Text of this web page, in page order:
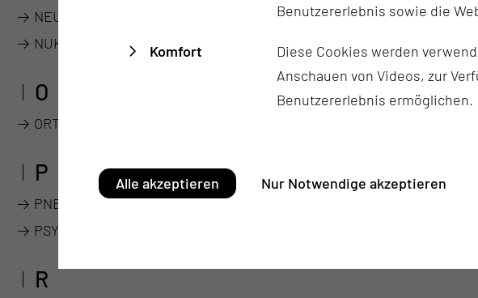
NEUROLOGIE
NUKLEARMEDIZIN
O
ORTHOPÄDIE
P
PNEUMOLOGIE
PSYCHIATRIE, PSYCHOTHERAPIE & PSYCHOSOMATIK
R
Benutzererlebnis sowie die
Komfort
Diese Cookies werden
Anschauen von Videos, zur
Benutzererlebnis ermöglichen.
Alle akzeptieren Nur Notwendige akzeptieren